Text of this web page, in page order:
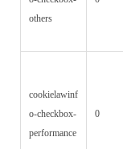
others
cookielawinf
o-checkbox-
performance
0